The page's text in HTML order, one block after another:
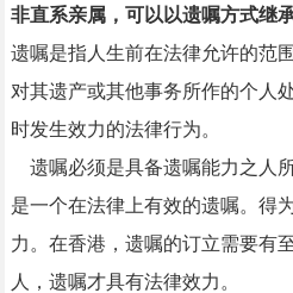
非直系亲属，可以以遗嘱方式继
遗嘱是指人生前在法律允许的范
对其遗产或其他事务所作的个人
时发生效力的法律行为。
遗嘱必须是具备遗嘱能力之人
是一个在法律上有效的遗嘱。得
力。在香港，遗嘱的订立需要有
人，遗嘱才具有法律效力。